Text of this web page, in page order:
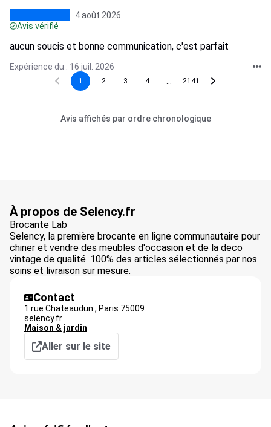
4 août 2026
Avis vérifié
aucun soucis et bonne communication, c'est parfait
Expérience du : 16 juil. 2026
1 2 3 4 2141
Avis affichés par ordre chronologique
À propos de Selency.fr
Brocante Lab
Selency, la première brocante en ligne communautaire pour
chiner et vendre des meubles d'occasion et de la deco
vintage de qualité. 100% des articles sélectionnés par nos
soins et livraison sur mesure.
Contact
1 rue Chateaudun , Paris 75009
selency.fr
Maison & jardin
Aller sur le site